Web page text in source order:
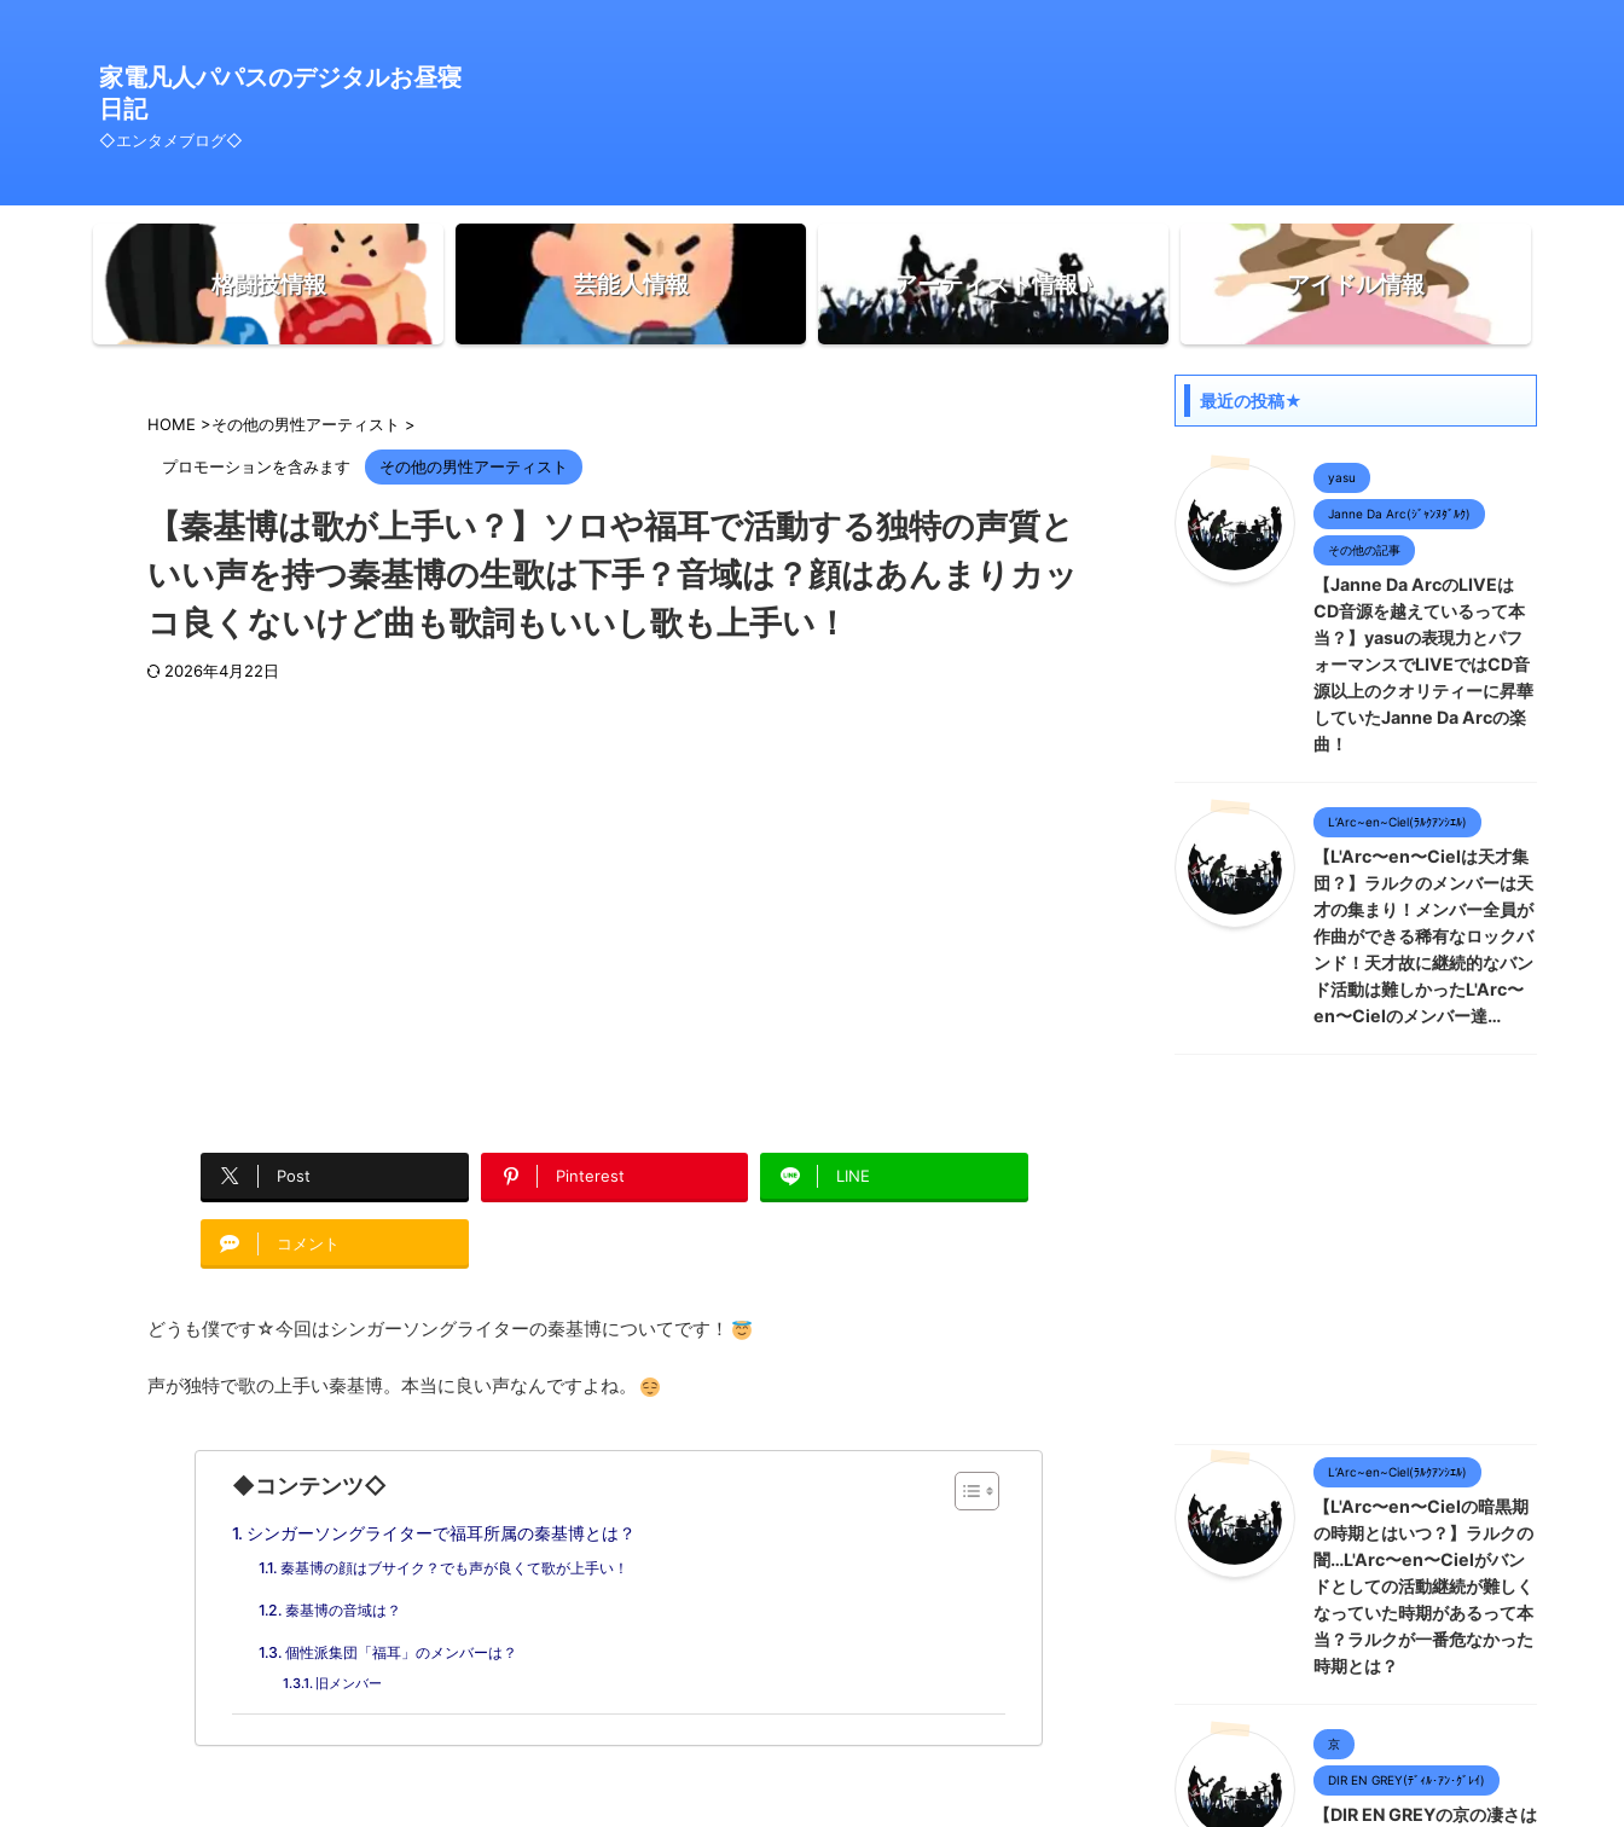
家電凡人パパスのデジタルお昼寝
日記
◇エンタメブログ◇
格闘技情報 芸能人情報 アーティスト情報♪ アイドル情報
HOME >その他の男性アーティスト >
プロモーションを含みます その他の男性アーティスト
【秦基博は歌が上手い？】ソロや福耳で活動する独特の声質と
いい声を持つ秦基博の生歌は下手？音域は？顔はあんまりカッ
コ良くないけど曲も歌詞もいいし歌も上手い！
2026年4月22日
Post Pinterest LINE
コメント
どうも僕です☆今回はシンガーソングライターの秦基博についてです！
声が独特で歌の上手い秦基博。本当に良い声なんですよね。
◆コンテンツ◇
シンガーソングライターで福耳所属の秦基博とは？
秦基博の顔はブサイク？でも声が良くて歌が上手い！
秦基博の音域は？
個性派集団「福耳」のメンバーは？
旧メンバー
最近の投稿★
yasu
Janne Da Arc(ｼﾞｬﾝﾇﾀﾞﾙｸ)
その他の記事
【Janne Da ArcのLIVEは
CD音源を越えているって本
当？】yasuの表現力とパフ
ォーマンスでLIVEではCD音
源以上のクオリティーに昇華
していたJanne Da Arcの楽
曲！
L’Arc~en~Ciel(ﾗﾙｸｱﾝｼｴﾙ)
【L'Arc〜en〜Cielは天才集
団？】ラルクのメンバーは天
才の集まり！メンバー全員が
作曲ができる稀有なロックバ
ンド！天才故に継続的なバン
ド活動は難しかったL'Arc〜
en〜Cielのメンバー達…
L’Arc~en~Ciel(ﾗﾙｸｱﾝｼｴﾙ)
【L'Arc〜en〜Cielの暗黒期
の時期とはいつ？】ラルクの
闇…L'Arc〜en〜Cielがバン
ドとしての活動継続が難しく
なっていた時期があるって本
当？ラルクが一番危なかった
時期とは？
京
DIR EN GREY(ﾃﾞｨﾙ･ｱﾝ･ｸﾞﾚｲ)
【DIR EN GREYの京の凄さは